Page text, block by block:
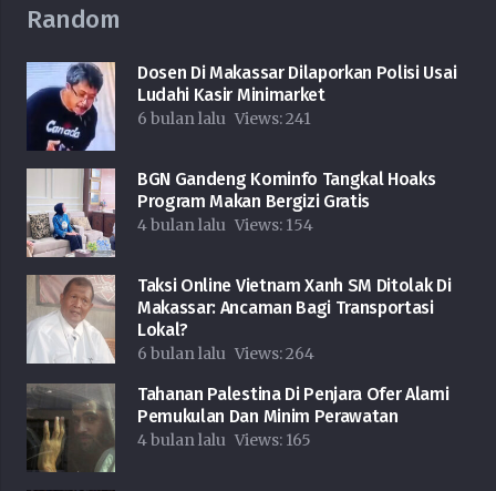
Random
Dosen Di Makassar Dilaporkan Polisi Usai
Ludahi Kasir Minimarket
6 bulan lalu Views:241
BGN Gandeng Kominfo Tangkal Hoaks
Program Makan Bergizi Gratis
4 bulan lalu Views: 154
Taksi Online Vietnam Xanh SM Ditolak Di
Makassar: Ancaman Bagi Transportasi
Lokal?
6 bulan lalu Views:264
Tahanan Palestina Di Penjara Ofer Alami
Pemukulan Dan Minim Perawatan
4 bulan lalu Views: 165